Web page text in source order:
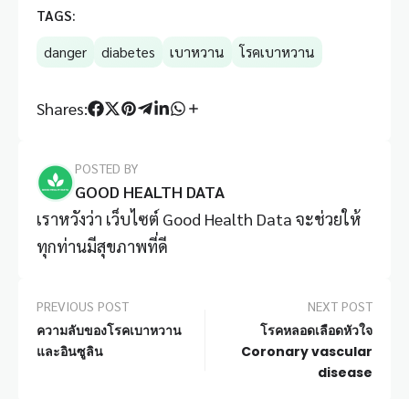
TAGS:
danger
diabetes เบาหวาน โรคเบาหวาน
Shares:
POSTED BY
GOOD HEALTH DATA
เราหวังว่า เว็บไซต์ Good Health Data จะช่วยให้
ทุกท่านมีสุขภาพที่ดี
PREVIOUS POST
ความลับของโรคเบาหวาน
และอินซูลิน
NEXT POST
โรคหลอดเลือดหัวใจ
Coronary vascular
disease